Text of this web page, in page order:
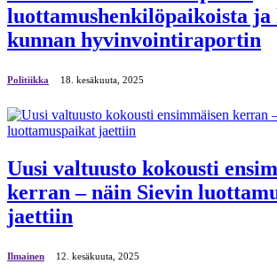
luottamushenkilöpaikoista ja
kunnan hyvinvointiraportin
Politiikka 18. kesäkuuta, 2025
Uusi valtuusto kokousti
kerran – näin Sievin
jaettiin
Ilmainen 12. kesäkuuta, 2025